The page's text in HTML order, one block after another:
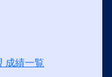
成績一覧